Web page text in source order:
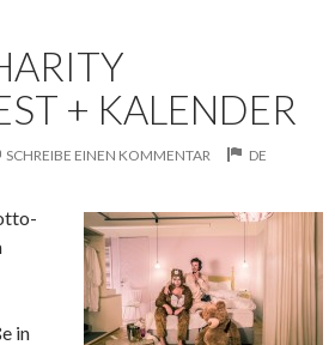
+ KALENDER
SCHREIBE EINEN KOMMENTAR DE
in